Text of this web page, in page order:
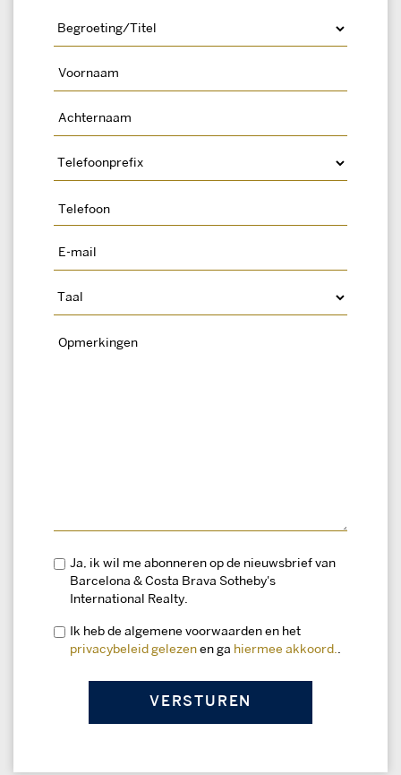
Ja, ik wil me abonneren op de nieuwsbrief van
Barcelona & Costa Brava Sotheby's
International Realty.
Ik heb de algemene voorwaarden en het
privacybeleid gelezen en ga hiermee akkoord.